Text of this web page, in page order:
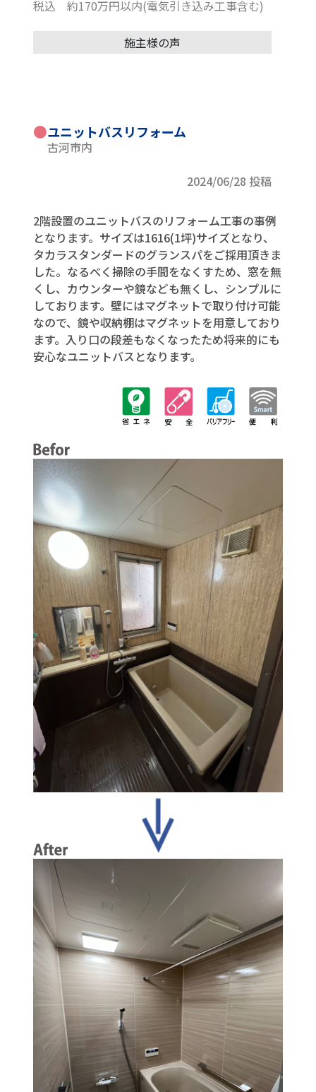
税込 約170万円以内(電気引き込み工事含む)
施主様の声
●ユニットバスリフォーム
古河市内
2024/06/28 投稿
2階設置のユニットバスのリフォーム工事の事例
となります。サイズは1616(1坪)サイズとなり、
タカラスタンダードのグランスパをご採用頂きま
した。なるべく掃除の手間をなくすため、窓を無
くし、カウンターや鏡なども無くし、シンプルに
しております。壁にはマグネットで取り付け可能
なので、鏡や収納棚はマグネットを用意しており
ます。入り口の段差もなくなったため将来的にも
安心なユニットバスとなります。